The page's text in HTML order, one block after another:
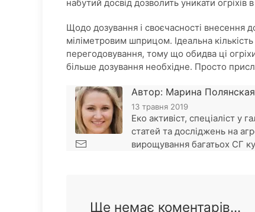
набутий досвід дозволить уникати огріхів
Щодо дозування і своєчасності внесення
міліметровим шприцом. Ідеальна
перегодовування, тому що обидва ці
більше дозування необхідне. Просто
Автор: Марина Полянская
13 травня 2019
Еко активіст, спеціаліст у
статей та досліджень на
вирощування багатьох СГ
Ще немає коментарів...